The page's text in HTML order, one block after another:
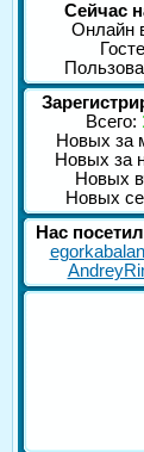
Сейчас
Онлайн
Всего:
Новых за
Новых за
Новых
Новых
Нас